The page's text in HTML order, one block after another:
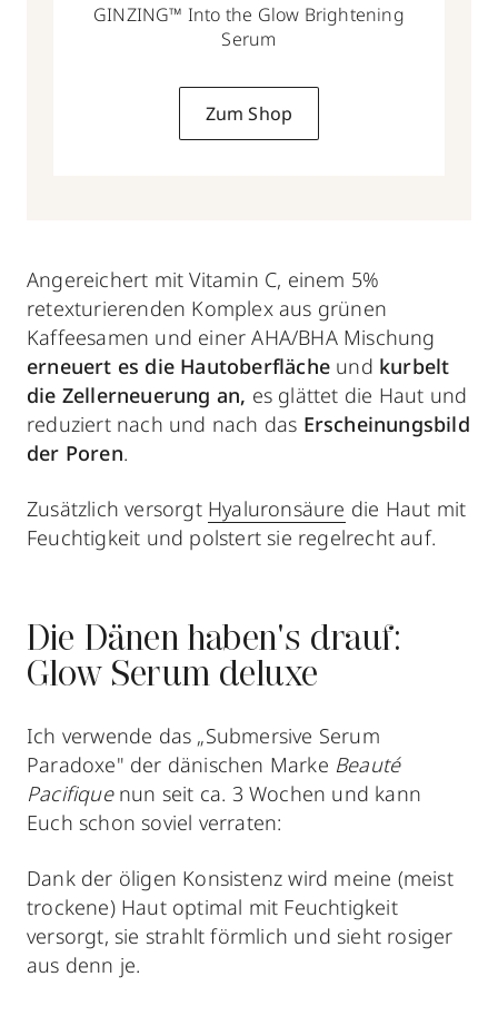
GINZING™ Into the Glow Brightening
Serum
Zum Shop
Angereichert mit Vitamin C, einem 5%
retexturierenden Komplex aus grünen
Kaffeesamen und einer AHA/BHA Mischung
erneuert es die Hautoberfläche und kurbelt
die Zellerneuerung an, es glättet die Haut und
reduziert nach und nach das Erscheinungsbild
der Poren.
Zusätzlich versorgt Hyaluronsäure die Haut mit
Feuchtigkeit und polstert sie regelrecht auf.
Die Dänen haben's drauf:
Glow Serum deluxe
Ich verwende das „Submersive Serum
Paradoxe" der dänischen Marke Beauté
Pacifiquenun seit ca. 3 Wochen und kann
Euch schon soviel verraten:
Dank der öligen Konsistenz wird meine (meist
trockene) Haut optimal mit Feuchtigkeit
versorgt, sie strahlt förmlich und sieht rosiger
aus denn je.